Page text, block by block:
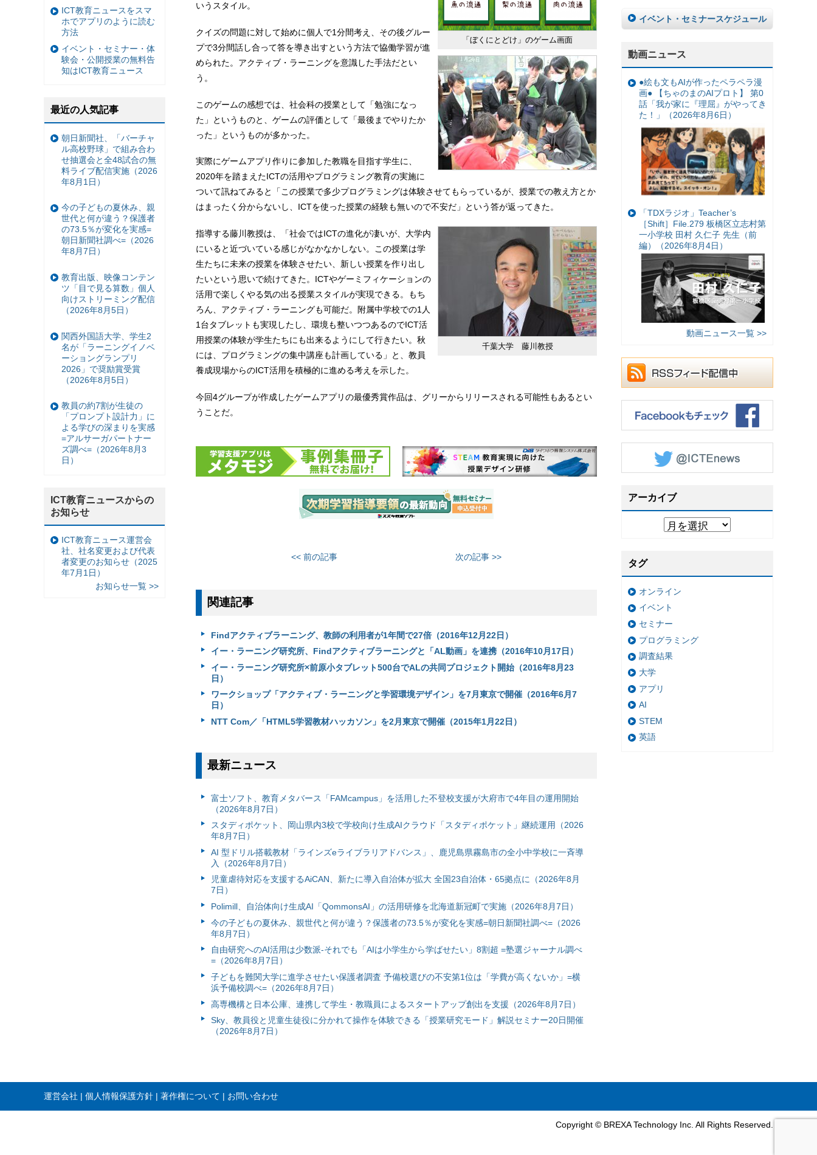
「ぼくにとどけ」のゲーム画面
いうスタイル。
クイズの問題に対して始めに個人で1分間考え、その後グルー
プで3分間話し合って答を導き出すという方法で協働学習が進
められた。アクティブ・ラーニングを意識した手法だとい
う。
このゲームの感想では、社会科の授業として「勉強になっ
た」というものと、ゲームの評価として「最後までやりたか
った」というものが多かった。
実際にゲームアプリ作りに参加した教職を目指す学生に、
2020年を踏まえたICTの活用やプログラミング教育の実施に
ついて訊ねてみると「この授業で多少プログラミングは体験させてもらっているが、授業での教え方とか
はまったく分からないし、ICTを使った授業の経験も無いので不安だ」という答が返ってきた。
千葉大学 藤川教授
指導する藤川教授は、「社会ではICTの進化が凄いが、大学内
にいると近づいている感じがなかなかしない。この授業は学
生たちに未来の授業を体験させたい、新しい授業を作り出し
たいという思いで続けてきた。ICTやゲーミフィケーションの
活用で楽しくやる気の出る授業スタイルが実現できる。もち
ろん、アクティブ・ラーニングも可能だ。附属中学校での1人
1台タブレットも実現したし、環境も整いつつあるのでICT活
用授業の体験が学生たちにも出来るようにして行きたい。秋
には、プログラミングの集中講座も計画している」と、教員
養成現場からのICT活用を積極的に進める考えを示した。
今回4グループが作成したゲームアプリの最優秀賞作品は、グリーからリリースされる可能性もあるとい
うことだ。
<< 前の記事 次の記事 >>
関連記事
Findアクティブラーニング、教師の利用者が1年間で27倍（2016年12月22日）
イー・ラーニング研究所、Findアクティブラーニングと「AL動画」を連携（2016年10月17日）
イー・ラーニング研究所×前原小タブレット500台でALの共同プロジェクト開始（2016年8月23
日）
ワークショップ「アクティブ・ラーニングと学習環境デザイン」を7月東京で開催（2016年6月7
日）
NTT Com／「HTML5学習教材ハッカソン」を2月東京で開催（2015年1月22日）
最新ニュース
富⼠ソフト、教育メタバース「FAMcampus」を活用した不登校支援が大府市で4年目の運用開始
（2026年8月7日）
スタディポケット、岡山県内3校で学校向け生成AIクラウド「スタディポケット」継続運用（2026
年8月7日）
AI 型ドリル搭載教材「ラインズeライブラリアドバンス」、鹿児島県霧島市の全小中学校に一斉導
入（2026年8月7日）
児童虐待対応を支援するAiCAN、新たに導入自治体が拡大 全国23自治体・65拠点に（2026年8月
7日）
Polimill、自治体向け生成AI「QommonsAI」の活用研修を北海道新冠町で実施（2026年8月7日）
今の子どもの夏休み、親世代と何が違う？保護者の73.5％が変化を実感=朝日新聞社調べ=（2026
年8月7日）
自由研究へのAI活用は少数派-それでも「AIは小学生から学ばせたい」8割超 =塾選ジャーナル調べ
=（2026年8月7日）
子どもを難関大学に進学させたい保護者調査 予備校選びの不安第1位は「学費が高くないか」=横
浜予備校調べ=（2026年8月7日）
高専機構と日本公庫、連携して学生・教職員によるスタートアップ創出を支援（2026年8月7日）
Sky、教員役と児童生徒役に分かれて操作を体験できる「授業研究モード」解説セミナー20日開催
（2026年8月7日）
イベント・セミナースケジュール
動画ニュース
●絵も文もAIが作ったペラペラ漫
画● 【ちゃのまのAIプロト】 第0
話「我が家に『理屈』がやってき
た！」（2026年8月6日）
「TDXラジオ」Teacher’s
［Shift］File.279 板橋区立志村第
一小学校 田村 久仁子 先生（前
編）（2026年8月4日）
動画ニュース一覧 >>
アーカイブ
タグ
オンライン
イベント
セミナー
プログラミング
調査結果
大学
アプリ
AI
STEM
英語
ICT教育ニュースをスマ
ホでアプリのように読む
方法
イベント・セミナー・体
験会・公開授業の無料告
知はICT教育ニュース
最近の人気記事
朝日新聞社、「バーチャ
ル高校野球」で組み合わ
せ抽選会と全48試合の無
料ライブ配信実施（2026
年8月1日）
今の子どもの夏休み、親
世代と何が違う？保護者
の73.5％が変化を実感=
朝日新聞社調べ=（2026
年8月7日）
教育出版、映像コンテン
ツ「目で見る算数」個人
向けストリーミング配信
（2026年8月5日）
関西外国語大学、学生2
名が「ラーニングイノベ
ーショングランプリ
2026」で奨励賞受賞
（2026年8月5日）
教員の約7割が生徒の
「プロンプト設計力」に
よる学びの深まりを実感
=アルサーガパートナー
ズ調べ=（2026年8月3
日）
ICT教育ニュースからの
お知らせ
ICT教育ニュース運営会
社、社名変更および代表
者変更のお知らせ（2025
年7月1日）
お知らせ一覧 >>
運営会社 個人情報保護方針 著作権について お問い合わせ
Copyright © BREXA Technology Inc. All Rights Reserved.